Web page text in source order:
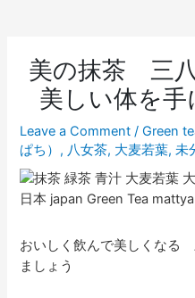
美の抹茶 三
美しい体を手
Leave a Comment /Green
ぱち） , 八女茶, 大麦若葉,未
おいしく飲んで美しくなる
ましょう